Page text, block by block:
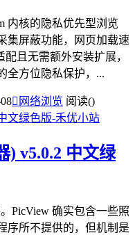
内核的隐私优先型浏览
集屏蔽功能，网页加载速
且无需额外安装扩展，
全方位隐私保护，...
 网络浏览 阅读()
) v5.0.2 中文绿
PicView 确实包含一些照
序所不提供的，但机制是